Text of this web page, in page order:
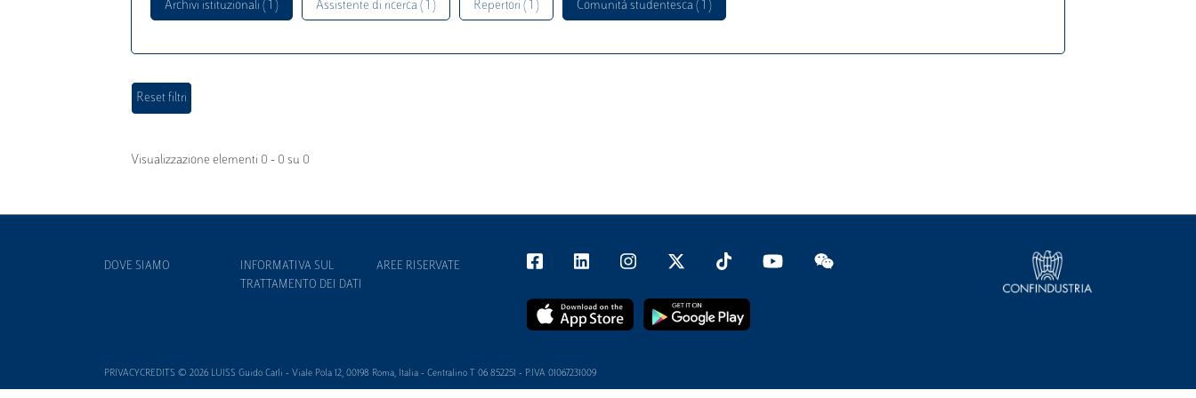
Archivi istituzionali ( 1 ) Assistente di ricerca ( 1 ) Repertori ( 1 ) Comunità studentesca ( 1 )
Visualizzazione elementi 0 - 0 su 0
DOVE SIAMO
INFORMATIVA SUL
TRATTAMENTO DEI DATI
AREE RISERVATE
PRIVACYCREDITS © 2026 LUISS Guido Carli - Viale Pola 12, 00198 Roma, Italia - Centralino T 06 852251 - P.IVA 01067231009